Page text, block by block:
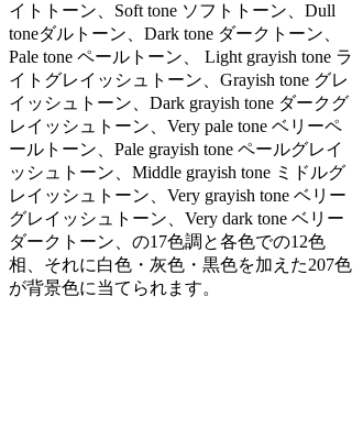
イトトーン、Soft tone ソフトトーン、Dull
toneダルトーン、Dark tone ダークトーン、
Pale tone ペールトーン、 Light grayish tone ラ
イトグレイッシュトーン、Grayish tone グレ
イッシュトーン、Dark grayish tone ダークグ
レイッシュトーン、Very pale tone ベリーペ
ールトーン、Pale grayish tone ペールグレイ
ッシュトーン、Middle grayish tone ミドルグ
レイッシュトーン、Very grayish tone ベリー
グレイッシュトーン、Very dark tone ベリー
ダークトーン、の17色調と各色での12色
相、それに白色・灰色・黒色を加えた207色
が背景色に当てられます。